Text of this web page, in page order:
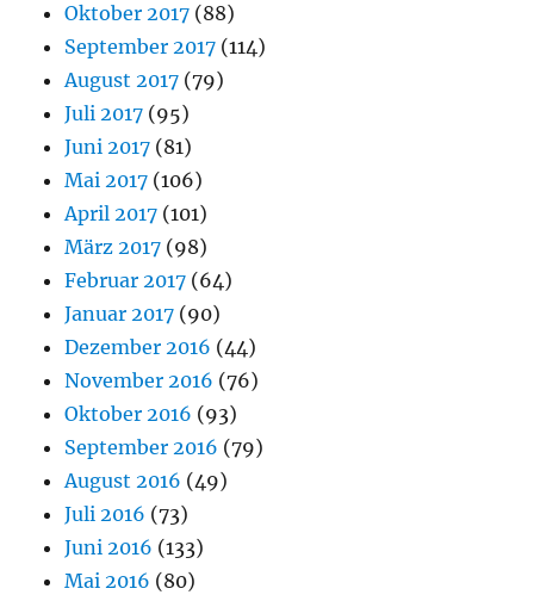
Oktober 2017 (88)
September 2017 (114)
August 2017 (79)
Juli 2017 (95)
Juni 2017 (81)
Mai 2017 (106)
April 2017 (101)
März 2017 (98)
Februar 2017 (64)
Januar 2017 (90)
Dezember 2016 (44)
November 2016 (76)
Oktober 2016 (93)
September 2016 (79)
August 2016 (49)
Juli 2016 (73)
Juni 2016 (133)
Mai 2016 (80)